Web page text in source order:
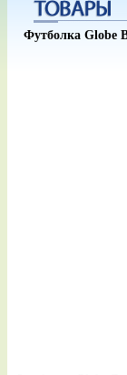
Футболка Globe